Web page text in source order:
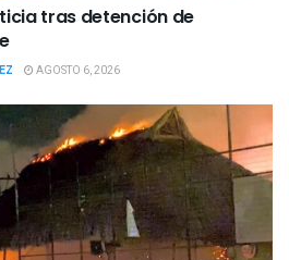
tras detención de
AGOSTO 6, 2026